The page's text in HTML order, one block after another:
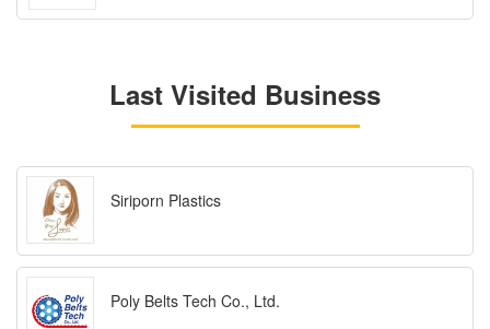
Last Visited Business
Siriporn Plastics
Poly Belts Tech Co., Ltd.